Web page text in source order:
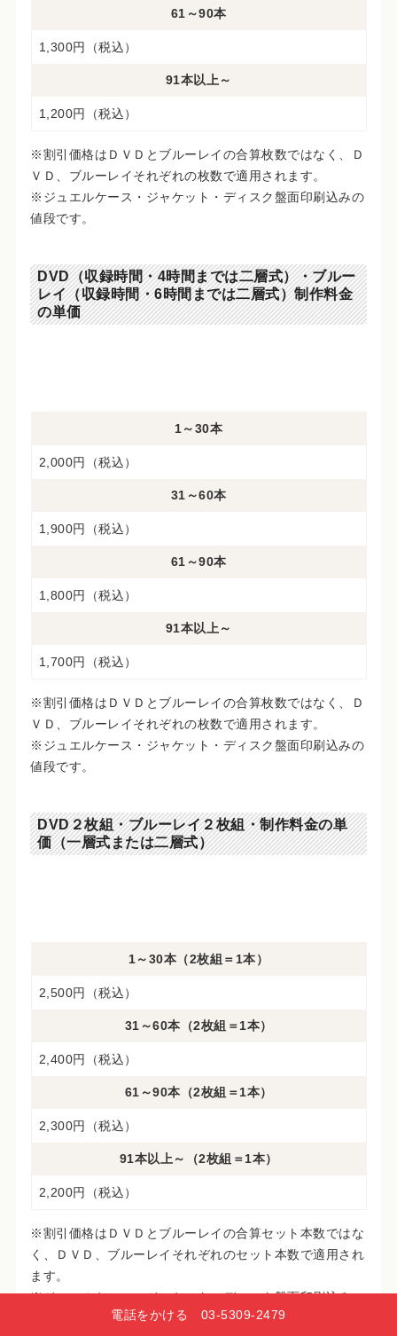
61～90本
1,300円（税込）
91本以上～
1,200円（税込）
※割引価格はＤＶＤとブルーレイの合算枚数ではなく、Ｄ
ＶＤ、ブルーレイそれぞれの枚数で適用されます。
※ジュエルケース・ジャケット・ディスク盤面印刷込みの
値段です。
DVD（収録時間・4時間までは二層式）・ブルー
レイ（収録時間・6時間までは二層式）制作料金
の単価
1～30本
2,000円（税込）
31～60本
1,900円（税込）
61～90本
1,800円（税込）
91本以上～
1,700円（税込）
※割引価格はＤＶＤとブルーレイの合算枚数ではなく、Ｄ
ＶＤ、ブルーレイそれぞれの枚数で適用されます。
※ジュエルケース・ジャケット・ディスク盤面印刷込みの
値段です。
DVD２枚組・ブルーレイ２枚組・制作料金の単
価（一層式または二層式）
1～30本（2枚組＝1本）
2,500円（税込）
31～60本（2枚組＝1本）
2,400円（税込）
61～90本（2枚組＝1本）
2,300円（税込）
91本以上～（2枚組＝1本）
2,200円（税込）
※割引価格はＤＶＤとブルーレイの合算セット本数ではな
く、ＤＶＤ、ブルーレイそれぞれのセット本数で適用され
ます。
※ジュエルケース・ジャケット・ディスク盤面印刷込みの
電話をかける 03‑5309‑2479